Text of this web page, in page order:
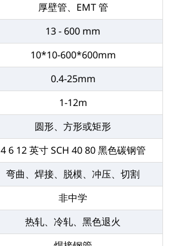
厚壁管、EMT 管
13 - 600 mm
10*10-600*600mm
0.4-25mm
1-12m
圆形、方形或矩形
4 6 12 英寸 SCH 40 80 黑色碳钢管
弯曲、焊接、脱模、冲压、切割
非中学
热轧、冷轧、黑色退火